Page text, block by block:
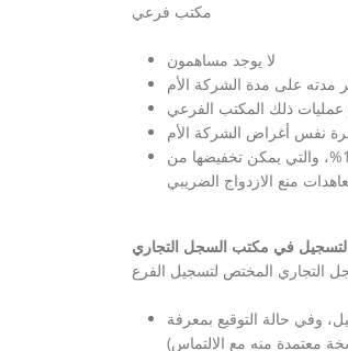
مكتب فرعي
لا يوجد مساهمون
مدته على مدة الشركة الأم
ذلك المكتب الفرعي
نفس أغراض الشركة الأم
يُسمح باسترداد ربح الفرع. يخضع ربح الفرع المنقول إلى المقر إلى الضريبة المقتطعة المستحقة بمعدل 15%، والتي يمكن تخفيضها من
منع الازدواج الضريبي
في مكتب السجل التجاري
وفي حالة التوقيع بمعرفة
معتمدة منه مع الالتماس)